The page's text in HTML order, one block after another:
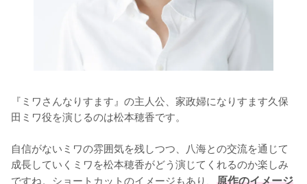
『ミワさんなりすます』の主人公、家政婦になりすます久保
田ミワ役を演じるのは松本穂香です。
自信がないミワの雰囲気を残しつつ、八海との交流を通じて
成長していくミワを松本穂香がどう演じてくれるのか楽しみ
ですね。ショートカットのイメージもあり、 原作のイメージ